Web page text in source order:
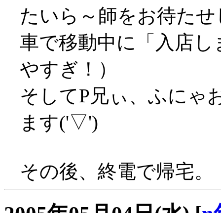
たいら～師をお待た
車で移動中に「入店
やすぎ！）
そしてP兄ぃ、ふにゃ
ます('▽')
その後、終電で帰宅。